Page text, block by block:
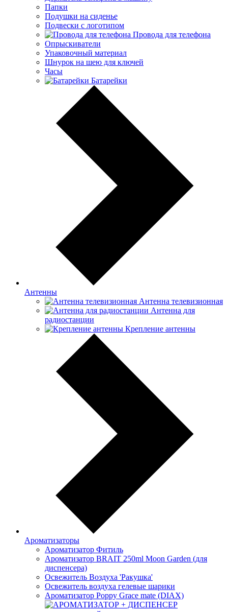
Папки
Подушки на сиденье
Подвески с логотипом
Провода для телефона
Опрыскиватели
Упаковочный материал
Шнурок на шею для ключей
Часы
Батарейки
Антенны
Антенна телевизионная
Антенна для
радиостанции
Крепление антенны
Ароматизаторы
Ароматизатор Фитиль
Ароматизатор BRAIT 250ml Moon Garden (для
диспенсера)
Освежитель Воздуха 'Ракушка'
Освежитель воздуха гелевые шарики
Ароматизатор Poppy Grace mate (DIAX)